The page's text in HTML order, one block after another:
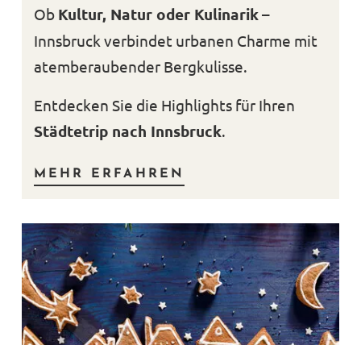
Ob Kultur, Natur oder Kulinarik–
Innsbruck verbindet urbanen Charme mit
atemberaubender Bergkulisse.
Entdecken Sie die Highlights für Ihren
Städtetrip nach Innsbruck.
MEHR ERFAHREN